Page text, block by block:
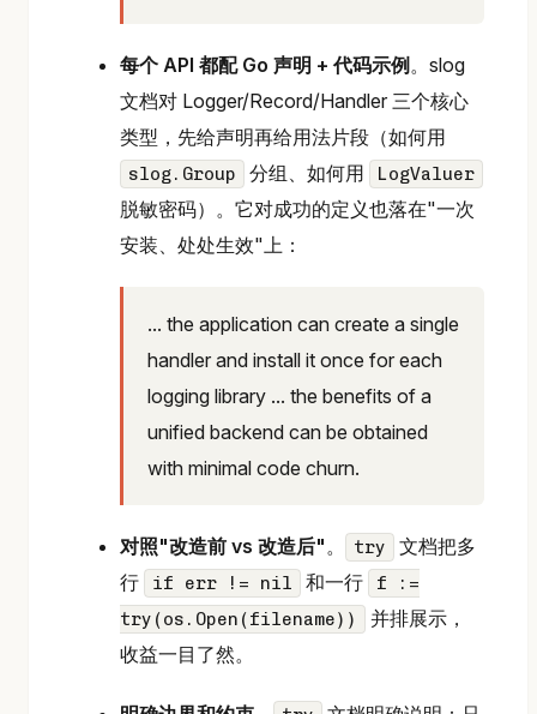
每个 API 都配 Go 声明 + 代码示例 。slog
文档对 Logger/Record/Handler 三个核心
类型，先给声明再给用法片段（如何用
slog.Group 分组、如何用 LogValuer
脱敏密码）。它对成功的定义也落在"一次
安装、处处生效"上：
... the application can create a single
handler and install it once for each
logging library ... the benefits of a
unified backend can be obtained
with minimal code churn.
对照"改造前 vs 改造后"。 try
文档把多
行
if err != nil 和一行
f :=
try(os.Open(filename))
并排展示，
收益一目了然。